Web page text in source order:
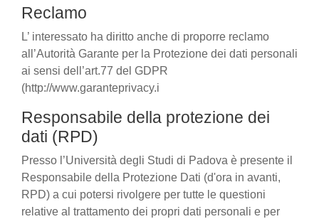
Reclamo
L’ interessato ha diritto anche di proporre reclamo
all’Autorità Garante per la Protezione dei dati personali
ai sensi dell’art.77 del GDPR
(http://www.garanteprivacy.i
Responsabile della protezione dei
dati (RPD)
Presso l’Università degli Studi di Padova è presente il
Responsabile della Protezione Dati (d'ora in avanti,
RPD) a cui potersi rivolgere per tutte le questioni
relative al trattamento dei propri dati personali e per